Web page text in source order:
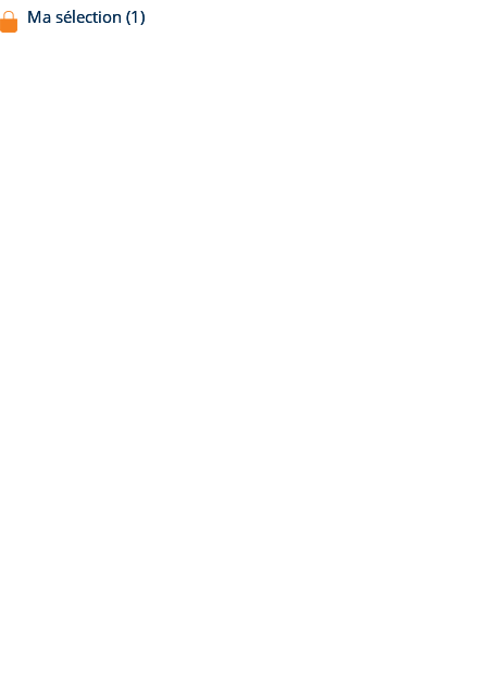
Ma sélection (1)